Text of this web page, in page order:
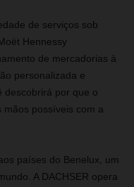
de serviços sob
Hennessy
de mercadorias à
personalizada e
descobrirá por que o
possíveis com a
países do Benelux, um
A DACHSER opera